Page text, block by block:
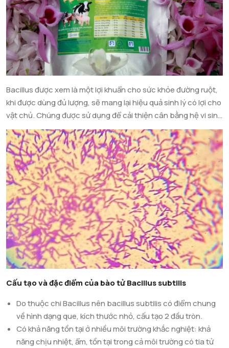
Bacillus được xem là một lợi khuẩn cho sức khỏe đường ruột,
khi được dùng đủ lượng, sẽ mang lại hiệu quả sinh lý có lợi cho
vật chủ. Chúng được sử dụng để cải thiện cân bằng hệ vi sinh
đường ruột – do đó tạo ra một môi trường tối ưu để tiêu hóa
và hấp thụ chất dinh dưỡng. Những vi khuẩn có lợi này cũng
giúp làm giảm sự sinh trưởng và/hoặc khả năng gây bệnh của
vi khuẩn gây bệnh, đồng thời ảnh hưởng tích cực đến hệ
thống miễn dịch. Nhìn chung, điều này sẽ giúp cho sức khỏe
và hiệu suất sinh trưởng và phát triển của động vật tốt hơn.
Trong khi kháng sinh có tác dụng cụ thể đối với mầm bệnh và
cũng có thể thấy một số đặc tính chống viêm, thì men vi sinh
có nhiều chế độ tác động và đem lại lợi ích toàn diện hơn cho
vật chủ.
Cấu tạo và đặc điểm của bào tử Bacillus subtilis
Do thuộc chi Bacillus nên bacillus subtilis có điểm chung
về hình dạng que, kích thước nhỏ, cấu tạo 2 đầu tròn.
Có khả năng tồn tại ở nhiều môi trường khắc nghiệt: khả
năng chịu nhiệt, ẩm, tồn tại trong cả môi trường có tia tử